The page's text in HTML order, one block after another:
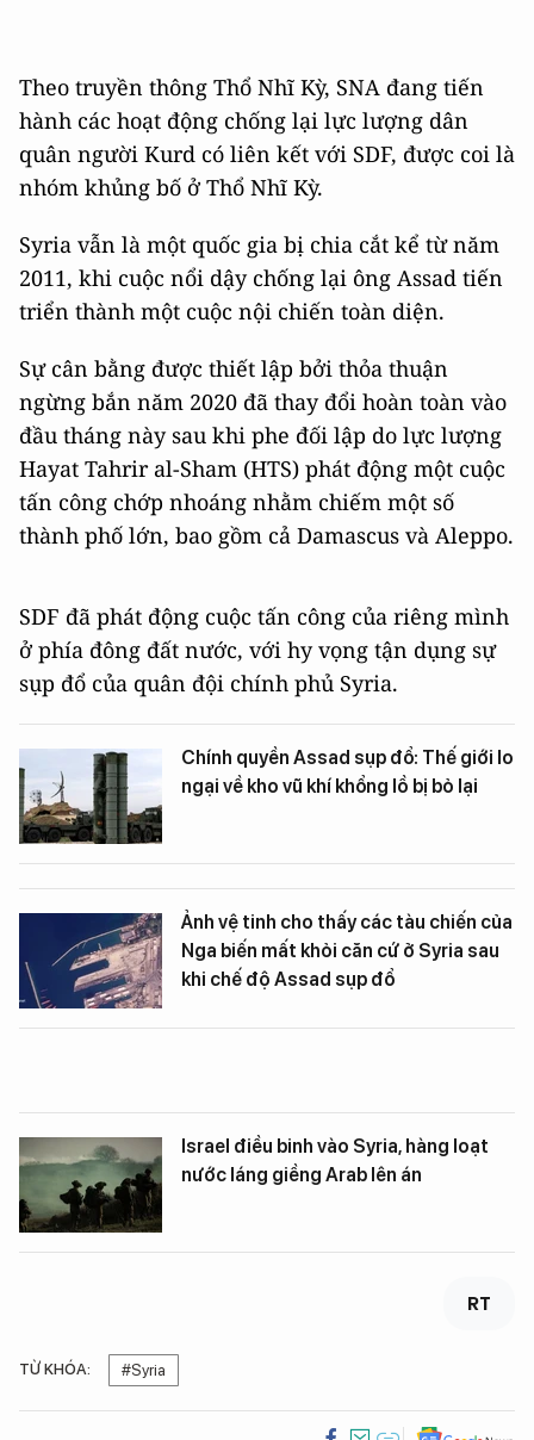
Theo truyền thông Thổ Nhĩ Kỳ, SNA đang tiến
hành các hoạt động chống lại lực lượng dân
quân người Kurd có liên kết với SDF, được coi là
nhóm khủng bố ở Thổ Nhĩ Kỳ.
Syria vẫn là một quốc gia bị chia cắt kể từ năm
2011, khi cuộc nổi dậy chống lại ông Assad tiến
triển thành một cuộc nội chiến toàn diện.
Sự cân bằng được thiết lập bởi thỏa thuận
ngừng bắn năm 2020 đã thay đổi hoàn toàn vào
đầu tháng này sau khi phe đối lập do lực lượng
Hayat Tahrir al-Sham (HTS) phát động một cuộc
tấn công chớp nhoáng nhằm chiếm một số
thành phố lớn, bao gồm cả Damascus và Aleppo.
SDF đã phát động cuộc tấn công của riêng mình
ở phía đông đất nước, với hy vọng tận dụng sự
sụp đổ của quân đội chính phủ Syria.
Chính quyền Assad sụp đổ: Thế giới lo
ngại về kho vũ khí khổng lồ bị bỏ lại
Ảnh vệ tinh cho thấy các tàu chiến của
Nga biến mất khỏi căn cứ ở Syria sau
khi chế độ Assad sụp đổ
Israel điều binh vào Syria, hàng loạt
nước láng giềng Arab lên án
RT
TỪ KHÓA: #Syria